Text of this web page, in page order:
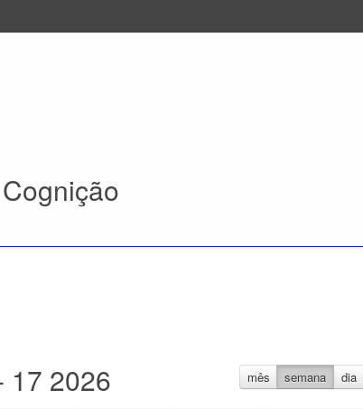
mês semana dia
17 2026